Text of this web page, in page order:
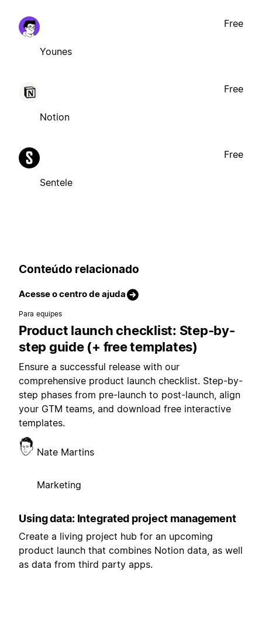
Younes
Free
Notion
Free
Sentele
Free
Conteúdo relacionado
Acesse o centro de ajuda
Para equipes
Product launch checklist: Step-by-
step guide (+ free templates)
Ensure a successful release with our
comprehensive product launch checklist. Step-by-
step phases from pre-launch to post-launch, align
your GTM teams, and download free interactive
templates.
Nate Martins
Marketing
Using data: Integrated project management
Create a living project hub for an upcoming
product launch that combines Notion data, as well
as data from third party apps.